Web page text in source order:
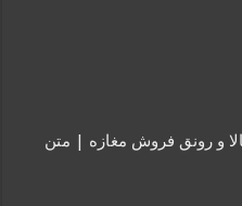
و رونق فروش مغازه | متن